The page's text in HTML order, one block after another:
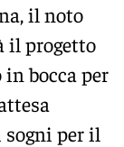
il noto
il progetto
in bocca per
per il